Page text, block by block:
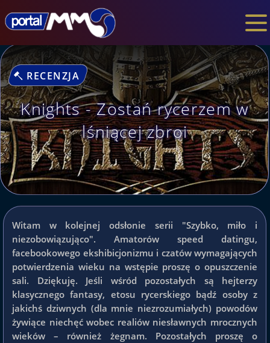
RECENZJA
Knights - Zostań rycerzem w
lśniącej zbroi
Witam w kolejnej odsłonie serii "Szybko, miło i
niezobowiązująco". Amatorów speed datingu,
facebookowego ekshibicjonizmu i czatów wymagających
potwierdzenia wieku na wstępie proszę o opuszczenie
sali. Dziękuję. Jeśli wśród pozostałych są hejterzy
klasycznego fantasy, etosu rycerskiego bądź osoby z
jakichś dziwnych (dla mnie niezrozumiałych) powodów
żywiące niechęć wobec realiów niesławnych mrocznych
wieków – również żegnam. Pozostałych proszę o